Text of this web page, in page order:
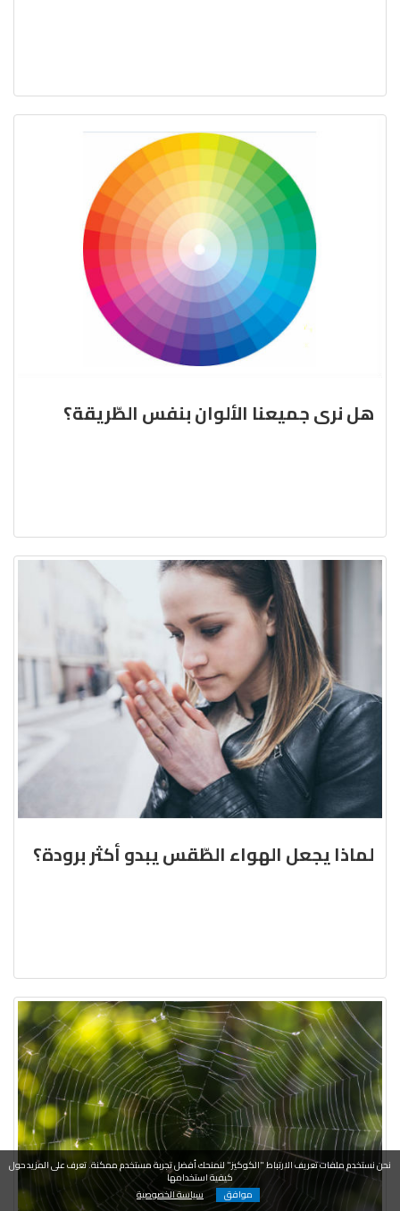
هل نرى جميعنا الألوان بنفس الطّريقة؟
لماذا يجعل الهواء الطّقس يبدو أكثر برودة؟
نحن نستخدم ملفات تعريف الارتباط "الكوكيز" لنمنحك أفضل تجربة مستخدم ممكنة. تعرف على المزيد حول
كيفية استخدامها
موافق
سياسة الخصوصية